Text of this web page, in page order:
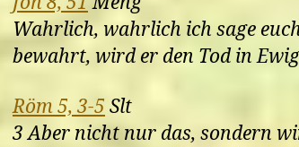
Wahrlich, wahrlich ich sage
bewahrt, wird er den Tod in
Röm 5, 3-5 Slt
3 Aber nicht nur das, sondern